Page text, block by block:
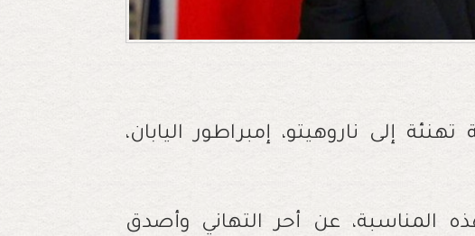
إلى ناروهيتو، إمبراطور اليابان،
المناسبة، عن أحر التهاني وأصدق